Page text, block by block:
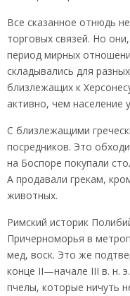
Все сказанное отнюдь
торговых связей. Но
период мирных
складывались для
близлежащих к
активно, чем население
С близлежащими
посредников. Это
на Боспоре покупали
А продавали грекам,
животных.
Римский историк
Причерноморья в
мед, воск. Это же
конце II—начале III в. н.
пчелы, которые ничуть